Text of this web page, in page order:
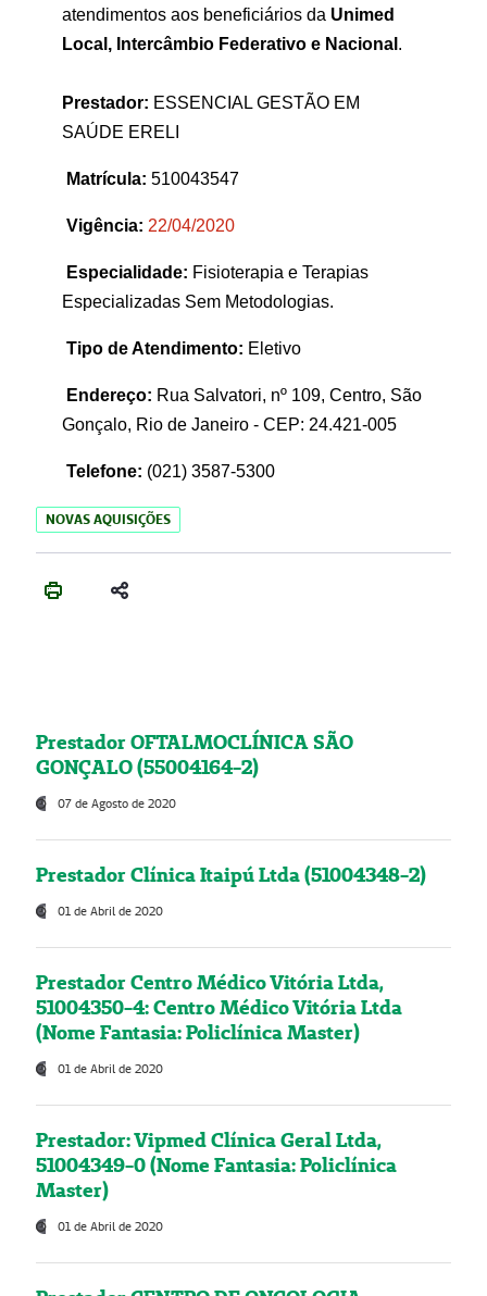
atendimentos aos beneficiários da Unimed
Local, Intercâmbio Federativo e Nacional .
Prestador: ESSENCIAL GESTÃO EM
SAÚDE ERELI
Matrícula: 510043547
Vigência: 22/04/2020
Especialidade: Fisioterapia e Terapias
Especializadas Sem Metodologias.
Tipo de Atendimento: Eletivo
Endereço: Rua Salvatori, nº 109, Centro, São
Gonçalo, Rio de Janeiro - CEP: 24.421-005
Telefone: (021) 3587-5300
NOVAS AQUISIÇÕES
Prestador OFTALMOCLÍNICA SÃO
GONÇALO (55004164-2)
07 de Agosto de 2020
Prestador Clínica Itaipú Ltda (51004348-2)
01 de Abril de 2020
Prestador Centro Médico Vitória Ltda,
51004350-4: Centro Médico Vitória Ltda
(Nome Fantasia: Policlínica Master)
01 de Abril de 2020
Prestador: Vipmed Clínica Geral Ltda,
51004349-0 (Nome Fantasia: Policlínica
Master)
01 de Abril de 2020